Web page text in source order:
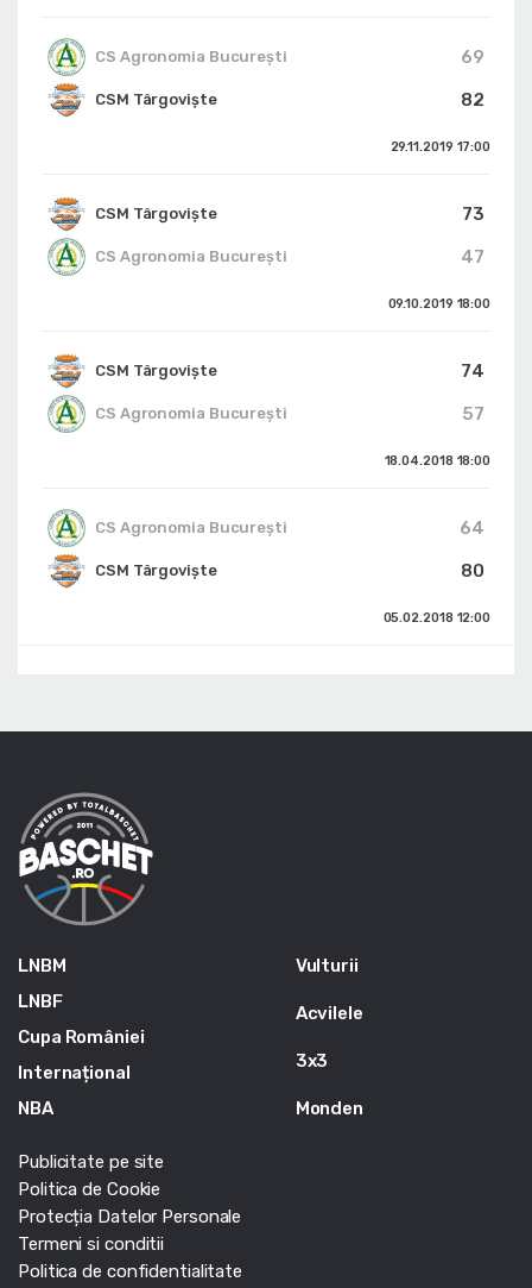
CS Agronomia București
69
82
CSM Târgoviște
29.11.2019 17:00
CSM Târgoviște
73
47
CS Agronomia București
09.10.2019 18:00
CSM Târgoviște
74
57
CS Agronomia București
18.04.2018 18:00
CS Agronomia București
64
80
CSM Târgoviște
05.02.2018 12:00
LNBM
LNBF
Cupa României
Internațional
NBA
Vulturii
Acvilele
3x3
Monden
Publicitate pe site
Politica de Cookie
Protecția Datelor Personale
Termeni si conditii
Politica de confidentialitate